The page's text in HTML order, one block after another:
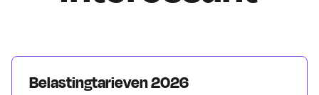
Belastingtarieven 2026